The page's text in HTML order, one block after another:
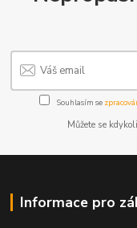
Souhlasím se
Můžete se
Informace pro